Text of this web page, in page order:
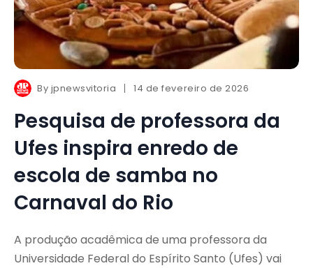
By jpnewsvitoria 14 de fevereiro de 2026
Pesquisa de professora da
Ufes inspira enredo de
escola de samba no
Carnaval do Rio
A produção acadêmica de uma professora da
Universidade Federal do Espírito Santo (Ufes) vai